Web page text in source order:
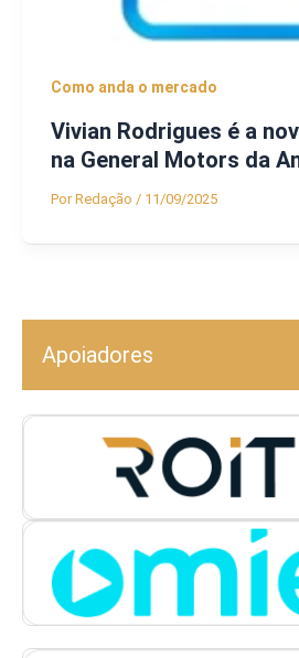
Como anda o mercado
Vivian Rodrigues é a
na General Motors da
PorRedação / 11/09/2025
Apoiadores